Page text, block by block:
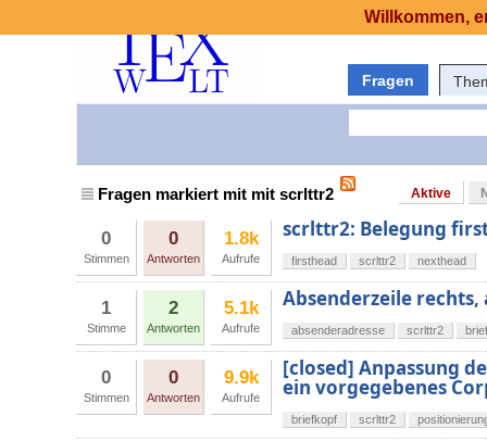
Fragen
Fragen markiert mit mit scrlttr2 Aktive
0
Stimmen
0
Antworten
1.8k
Aufrufe
scrlttr2: Belegung
firsthead scrlttr2 nexthead
1
Stimme
2
Antworten
5.1k
Aufrufe
Absenderzeile
absenderadresse scrlttr2 brief
0
Stimmen
0
Antworten
9.9k
Aufrufe
[closed] Anpassung
ein vorgegebenes
briefkopf scrlttr2
Willkommen,